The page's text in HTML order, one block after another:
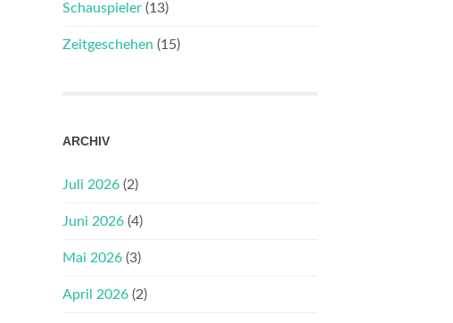
Schauspieler (13)
Zeitgeschehen (15)
ARCHIV
Juli 2026 (2)
Juni 2026 (4)
Mai 2026 (3)
April 2026 (2)